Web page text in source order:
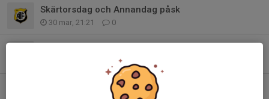
Skärtorsdag och Annandag påsk
30 mar, 21:21 0
Upphämtning av julgranar!